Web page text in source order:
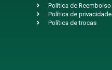
Política de Reembolso
Política de privacidade
Política de trocas